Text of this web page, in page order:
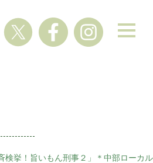
検挙！旨いもん刑事２」＊中部ローカル